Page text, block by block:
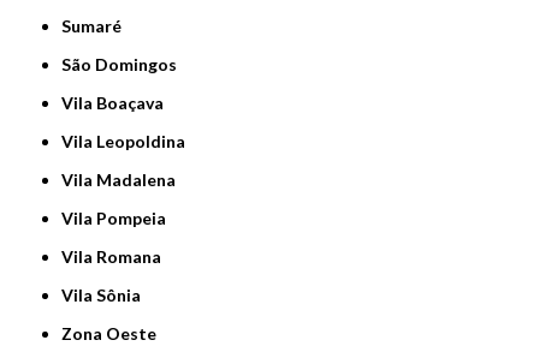
Sumaré
São Domingos
Vila Boaçava
Vila Leopoldina
Vila Madalena
Vila Pompeia
Vila Romana
Vila Sônia
Zona Oeste